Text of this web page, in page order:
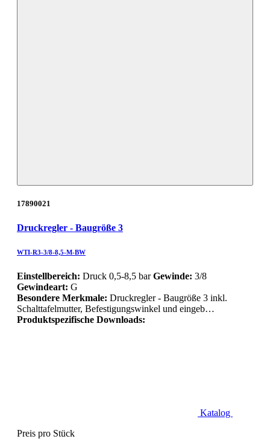
17890021
Druckregler - Baugröße 3
WTI-R3-3/8-8,5-M-BW
Einstellbereich: Druck 0,5-8,5 barGewinde: 3/8
Gewindeart: G
Besondere Merkmale: Druckregler - Baugröße 3 inkl.
Schalttafelmutter, Befestigungswinkel und eingeb…
Produktspezifische Downloads:
Katalog
Preis pro Stück